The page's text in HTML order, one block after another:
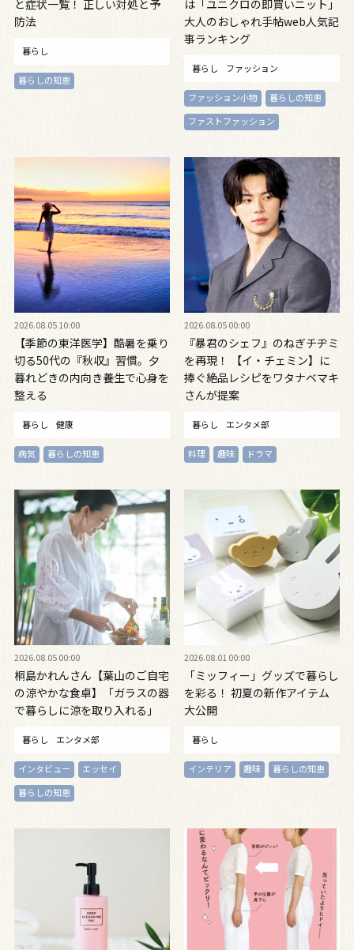
と症状一覧！ 正しい対処と予
防法
暮らし
暮らしの知恵
は「ユニクロの即買いニット」
大人のおしゃれ手帖web人気記
事ランキング
暮らし ファッション
ファッション小物
暮らしの知恵
ファストファッション
2026.08.05 10:00
【季節の東洋医学】酷暑を乗り
切る50代の『秋収』習慣。夕
暮れどきの内向き養生で心身を
整える
暮らし 健康
病気 暮らしの知恵
2026.08.05 00:00
『暴君のシェフ』のねぎチヂミ
を再現！ 【イ・チェミン】に
捧ぐ絶品レシピをワタナベマキ
さんが提案
暮らし エンタメ部
料理 趣味 ドラマ
2026.08.05 00:00
桐島かれんさん【葉山のご自宅
の涼やかな食卓】「ガラスの器
で暮らしに涼を取り入れる」
暮らし エンタメ部
インタビュー
エッセイ
暮らしの知恵
2026.08.01 00:00
「ミッフィー」グッズで暮らし
を彩る！ 初夏の新作アイテム
大公開
暮らし
インテリア 趣味 暮らしの知恵